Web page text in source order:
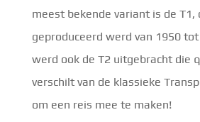
meest bekende variant is de T1,
geproduceerd werd van 1950
werd ook de T2 uitgebracht die
verschilt van de klassieke
om een reis mee te maken!